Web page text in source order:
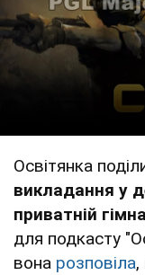
Освітянка
викладання у
приватній
для подкасту
вона розповіла